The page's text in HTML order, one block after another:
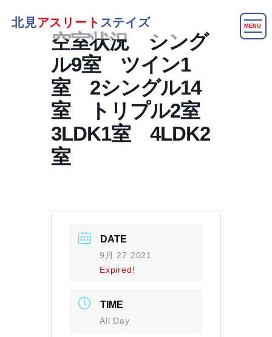
北見アスリート ステイズ MENU
空室状況 シング
ル9室 ツイン1
室 2シングル14
室 トリプル2室
3LDK1室 4LDK2
室
DATE
9月 27 2021
Expired!
TIME
All Day